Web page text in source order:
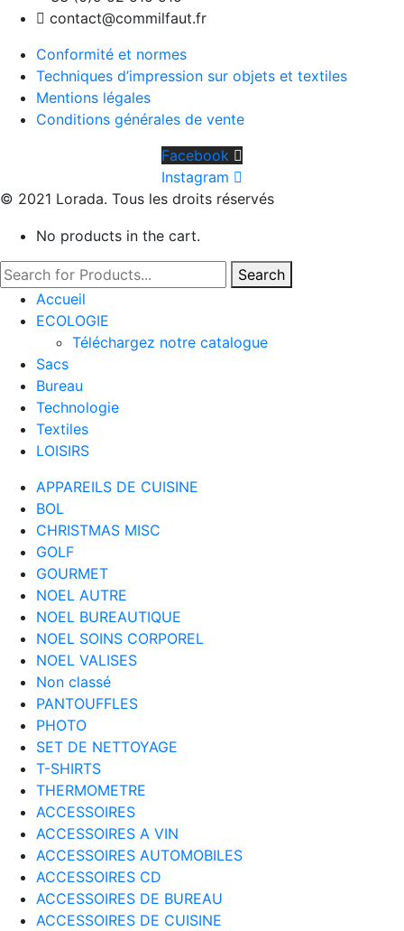
contact@commilfaut.fr
Conformité et normes
Techniques d’impression sur objets et textiles
Mentions légales
Conditions générales de vente
Facebook
Instagram
© 2021 Lorada. Tous les droits réservés
No products in the cart.
Search
Accueil
ECOLOGIE
Téléchargez notre catalogue
Sacs
Bureau
Technologie
Textiles
LOISIRS
APPAREILS DE CUISINE
BOL
CHRISTMAS MISC
GOLF
GOURMET
NOEL AUTRE
NOEL BUREAUTIQUE
NOEL SOINS CORPOREL
NOEL VALISES
Non classé
PANTOUFFLES
PHOTO
SET DE NETTOYAGE
T-SHIRTS
THERMOMETRE
ACCESSOIRES
ACCESSOIRES A VIN
ACCESSOIRES AUTOMOBILES
ACCESSOIRES CD
ACCESSOIRES DE BUREAU
ACCESSOIRES DE CUISINE